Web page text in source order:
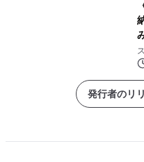
発行者のリ